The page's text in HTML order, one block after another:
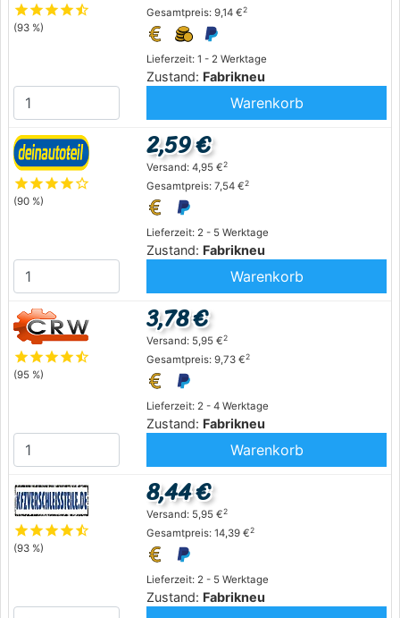
starstarstarstarstar_half
(93 %)
Lieferzeit: 1 - 2 Werktage
Zustand: Fabrikneu
Gesamtpreis: 9,14 €2
Warenkorb
starstarstarstarstar_outline
(90 %)
Lieferzeit: 2 - 5 Werktage
Zustand: Fabrikneu
2,59 €
Versand: 4,95 €2
Gesamtpreis: 7,54 €2
Warenkorb
starstarstarstarstar_half
(95 %)
Lieferzeit: 2 - 4 Werktage
Zustand: Fabrikneu
3,78 €
Versand: 5,95 €2
Gesamtpreis: 9,73 €2
Warenkorb
starstarstarstarstar_half
(93 %)
Lieferzeit: 2 - 5 Werktage
Zustand: Fabrikneu
8,44 €
Versand: 5,95 €2
Gesamtpreis: 14,39 €2